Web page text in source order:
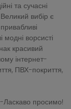
та сучасні
вибір є
ворсисті
красивий
інтернет-
ПВХ-покриття,
Ласкаво просимо!